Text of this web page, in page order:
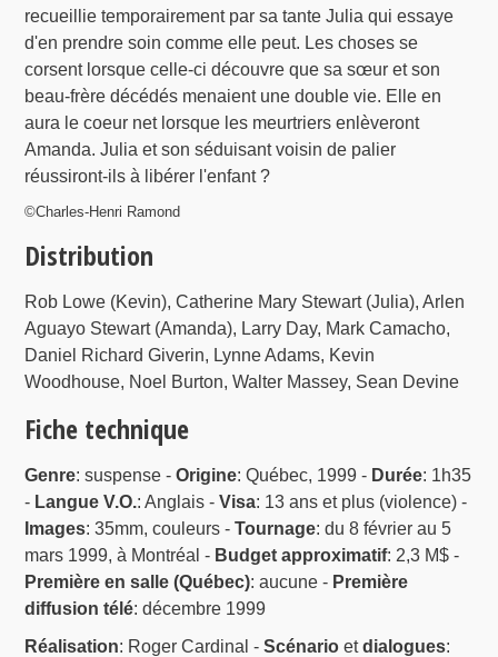
recueillie temporairement par sa tante Julia qui essaye
d'en prendre soin comme elle peut. Les choses se
corsent lorsque celle-ci découvre que sa sœur et son
beau-frère décédés menaient une double vie. Elle en
aura le coeur net lorsque les meurtriers enlèveront
Amanda. Julia et son séduisant voisin de palier
réussiront-ils à libérer l'enfant ?
©Charles-Henri Ramond
Distribution
Rob Lowe (Kevin), Catherine Mary Stewart (Julia), Arlen
Aguayo Stewart (Amanda), Larry Day, Mark Camacho,
Daniel Richard Giverin, Lynne Adams, Kevin
Woodhouse, Noel Burton, Walter Massey, Sean Devine
Fiche technique
Genre: suspense -Origine: Québec, 1999 - Durée: 1h35
- Langue V.O.: Anglais -Visa: 13 ans et plus (violence) -
Images: 35mm, couleurs -Tournage: du 8 février au 5
mars 1999, à Montréal - Budget approximatif: 2,3 M$ -
Première en salle (Québec): aucune - Première
diffusion télé: décembre 1999
Réalisation: Roger Cardinal -Scénario etdialogues: